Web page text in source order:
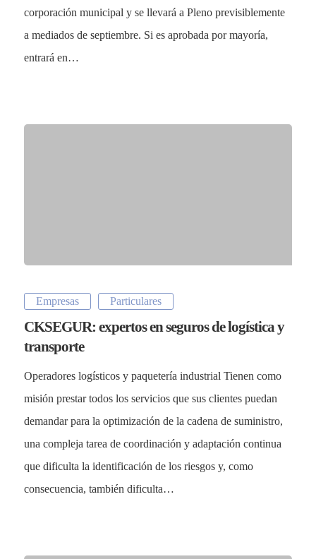
corporación municipal y se llevará a Pleno previsiblemente
a mediados de septiembre. Si es aprobada por mayoría,
entrará en…
Empresas Particulares
CKSEGUR: expertos en seguros de logística y
transporte
Operadores logísticos y paquetería industrial Tienen como
misión prestar todos los servicios que sus clientes puedan
demandar para la optimización de la cadena de suministro,
una compleja tarea de coordinación y adaptación continua
que dificulta la identificación de los riesgos y, como
consecuencia, también dificulta…
FAQs
28013 Madrid
info@cksegur.com